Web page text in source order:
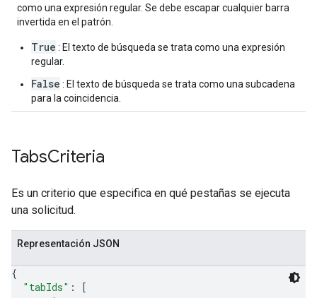
como una expresión regular. Se debe escapar cualquier barra
invertida en el patrón.
True : El texto de búsqueda se trata como una expresión
regular.
False : El texto de búsqueda se trata como una subcadena
para la coincidencia.
TabsCriteria
Es un criterio que especifica en qué pestañas se ejecuta
una solicitud.
Representación JSON
{
"tabIds" :
[